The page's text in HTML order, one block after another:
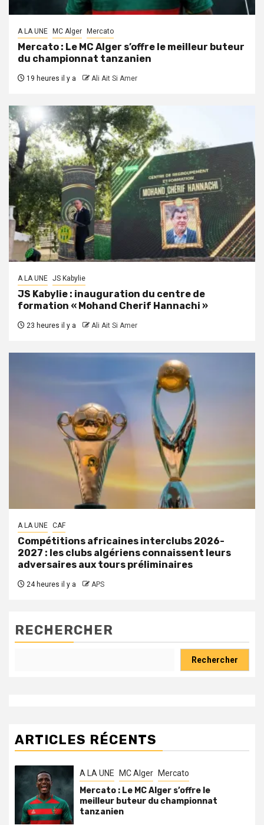
A LA UNE MC Alger Mercato
Mercato : Le MC Alger s’offre le meilleur buteur
du championnat tanzanien
19 heures il y a Ali Ait Si Amer
A LA UNE JS Kabylie
JS Kabylie : inauguration du centre de
formation « Mohand Cherif Hannachi »
23 heures il y a Ali Ait Si Amer
A LA UNE CAF
Compétitions africaines interclubs 2026-
2027 : les clubs algériens connaissent leurs
adversaires aux tours préliminaires
24 heures il y a APS
RECHERCHER
Rechercher
ARTICLES RÉCENTS
A LA UNE MC Alger Mercato
Mercato : Le MC Alger s’offre le
meilleur buteur du championnat
tanzanien